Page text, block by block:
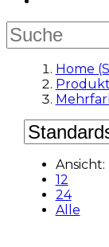
Home
Ansicht:
12
24
Alle